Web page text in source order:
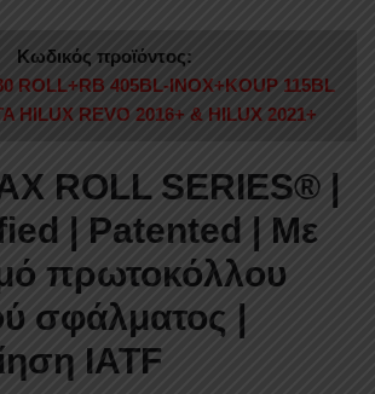
Κωδικός προϊόντος:
ROLL+RB 405BL-INOX+KOUP 115BL
HILUX REVO 2016+ & HILUX 2021+
ROLL SERIES®
| Patented | Με
πρωτοκόλλου
σφάλματος |
IATF